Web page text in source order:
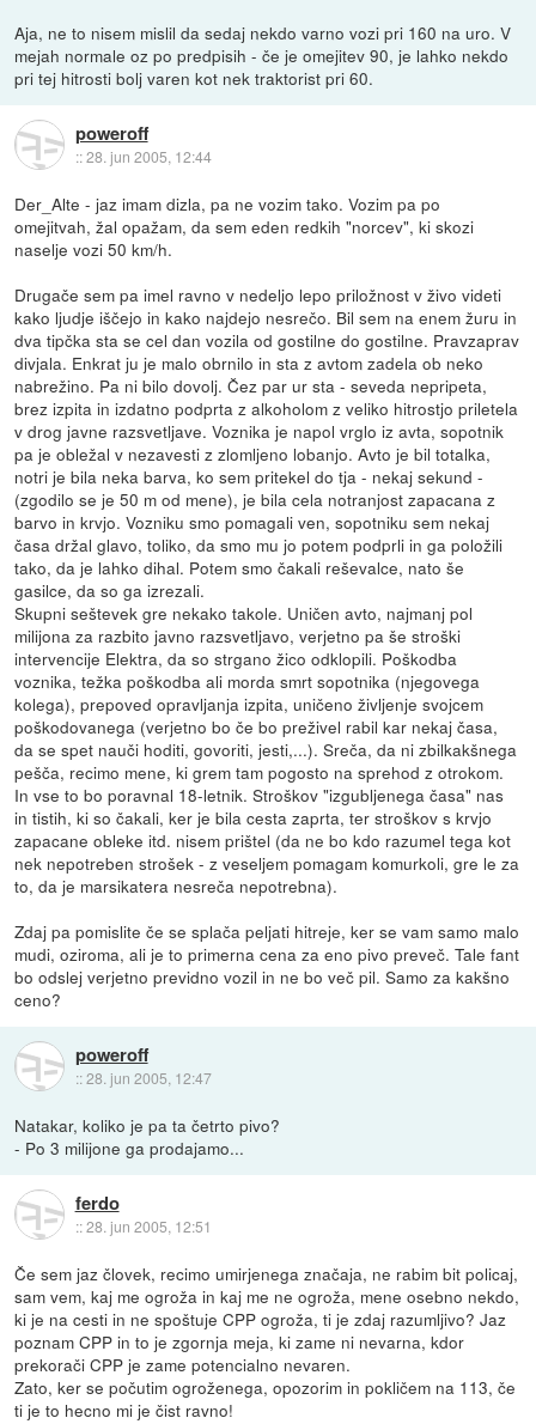
Aja, ne to nisem mislil da sedaj nekdo varno vozi pri 160 na uro. V
mejah normale oz po predpisih - če je omejitev 90, je lahko nekdo
pri tej hitrosti bolj varen kot nek traktorist pri 60.
poweroff
::28. jun 2005, 12:44
Der_Alte - jaz imam dizla, pa ne vozim tako. Vozim pa po
omejitvah, žal opažam, da sem eden redkih "norcev", ki skozi
naselje vozi 50 km/h.
Drugače sem pa imel ravno v nedeljo lepo priložnost v živo videti
kako ljudje iščejo in kako najdejo nesrečo. Bil sem na enem žuru in
dva tipčka sta se cel dan vozila od gostilne do gostilne. Pravzaprav
divjala. Enkrat ju je malo obrnilo in sta z avtom zadela ob neko
nabrežino. Pa ni bilo dovolj. Čez par ur sta - seveda nepripeta,
brez izpita in izdatno podprta z alkoholom z veliko hitrostjo priletela
v drog javne razsvetljave. Voznika je napol vrglo iz avta, sopotnik
pa je obležal v nezavesti z zlomljeno lobanjo. Avto je bil totalka,
notri je bila neka barva, ko sem pritekel do tja - nekaj sekund -
(zgodilo se je 50 m od mene), je bila cela notranjost zapacana z
barvo in krvjo. Vozniku smo pomagali ven, sopotniku sem nekaj
časa držal glavo, toliko, da smo mu jo potem podprli in ga položili
tako, da je lahko dihal. Potem smo čakali reševalce, nato še
gasilce, da so ga izrezali.
Skupni seštevek gre nekako takole. Uničen avto, najmanj pol
milijona za razbito javno razsvetljavo, verjetno pa še stroški
intervencije Elektra, da so strgano žico odklopili. Poškodba
voznika, težka poškodba ali morda smrt sopotnika (njegovega
kolega), prepoved opravljanja izpita, uničeno življenje svojcem
poškodovanega (verjetno bo če bo preživel rabil kar nekaj časa,
da se spet nauči hoditi, govoriti, jesti,...). Sreča, da ni zbilkakšnega
pešča, recimo mene, ki grem tam pogosto na sprehod z otrokom.
In vse to bo poravnal 18-letnik. Stroškov "izgubljenega časa" nas
in tistih, ki so čakali, ker je bila cesta zaprta, ter stroškov s krvjo
zapacane obleke itd. nisem prištel (da ne bo kdo razumel tega kot
nek nepotreben strošek - z veseljem pomagam komurkoli, gre le za
to, da je marsikatera nesreča nepotrebna).
Zdaj pa pomislite če se splača peljati hitreje, ker se vam samo malo
mudi, oziroma, ali je to primerna cena za eno pivo preveč. Tale fant
bo odslej verjetno previdno vozil in ne bo več pil. Samo za kakšno
ceno?
poweroff
::28. jun 2005, 12:47
Natakar, koliko je pa ta četrto pivo?
- Po 3 milijone ga prodajamo...
ferdo
::28. jun 2005, 12:51
Če sem jaz človek, recimo umirjenega značaja, ne rabim bit policaj,
sam vem, kaj me ogroža in kaj me ne ogroža, mene osebno nekdo,
ki je na cesti in ne spoštuje CPP ogroža, ti je zdaj razumljivo? Jaz
poznam CPP in to je zgornja meja, ki zame ni nevarna, kdor
prekorači CPP je zame potencialno nevaren.
Zato, ker se počutim ogroženega, opozorim in pokličem na 113, če
ti je to hecno mi je čist ravno!